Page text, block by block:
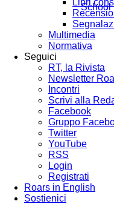
Libri
Multimedia
Normativa
Seguici
RT, la Rivista
Newsletter
Incontri
Scrivi alla
Facebook
Gruppo
Twitter
YouTube
RSS
Login
Registrati
Roars in English
Sostienici